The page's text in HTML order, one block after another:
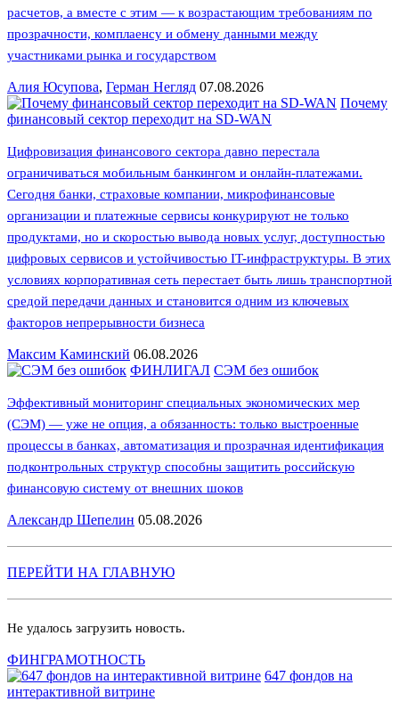
расчетов, а вместе с этим — к возрастающим требованиям по
прозрачности, комплаенсу и обмену данными между
участниками рынка и государством
Алия Юсупова, Герман Негляд 07.08.2026
Почему
финансовый сектор переходит на SD-WAN
Цифровизация финансового сектора давно перестала
ограничиваться мобильным банкингом и онлайн-платежами.
Сегодня банки, страховые компании, микрофинансовые
организации и платежные сервисы конкурируют не только
продуктами, но и скоростью вывода новых услуг, доступностью
цифровых сервисов и устойчивостью IT-инфраструктуры. В этих
условиях корпоративная сеть перестает быть лишь транспортной
средой передачи данных и становится одним из ключевых
факторов непрерывности бизнеса
Максим Каминский 06.08.2026
ФИНЛИГАЛ СЭМ без ошибок
Эффективный мониторинг специальных экономических мер
(СЭМ) — уже не опция, а обязанность: только выстроенные
процессы в банках, автоматизация и прозрачная идентификация
подконтрольных структур способны защитить российскую
финансовую систему от внешних шоков
Александр Шепелин 05.08.2026
ПЕРЕЙТИ НА ГЛАВНУЮ
Не удалось загрузить новость.
ФИНГРАМОТНОСТЬ
647 фондов на
интерактивной витрине